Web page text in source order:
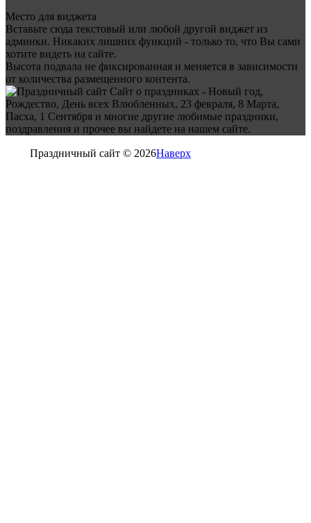
Место для виджета
Вставьте сюда текстовый или любой другой виджет из
админки. Никаких лишних функций - только то, что Вы сами
хотите видеть на сайте.
Высота подвала не фиксированная и меняется в зависимости
от количества размещенного контента.
Сайт о праздниках - Новый год,
Рождество, День всех Влюбленных, 23 февраля, 8 Марта,
Пасха, 1 Сентября и многие другие любимые праздники,
поздравления и прочее вы найдете на нашем сайте.
Праздничный сайт © 2026Наверх